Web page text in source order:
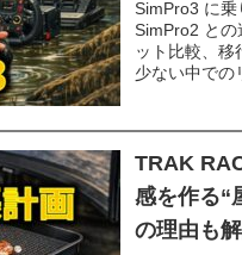
SimPro3 に乗
SimPro2 と
ット比較、移
少ない中での
TRAK
感を作る“
の理由も解